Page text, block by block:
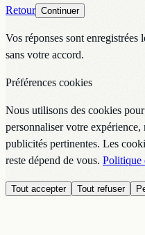
Retour Continuer
Vos réponses sont
sans votre accord.
Préférences cookies
Nous utilisons des cookies
personnaliser votre
publicités pertinentes. Les
reste dépend de vous. Politique
Tout accepter Tout refuser